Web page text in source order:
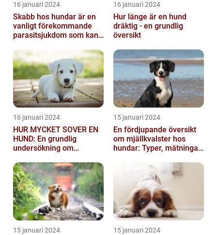
16 januari 2024
Skabb hos hundar är en
vanligt förekommande
parasitsjukdom som kan
och smittsa...
16 januari 2024
Hur länge är en hund
dräktig - en grundlig
översikt
16 januari 2024
HUR MYCKET SOVER EN
HUND: En grundlig
undersökning om
15 januari 2024
En fördjupande översikt
om mjällkvalster hos
hundar: Typer, mätningar
15 januari 2024 15 januari 2024